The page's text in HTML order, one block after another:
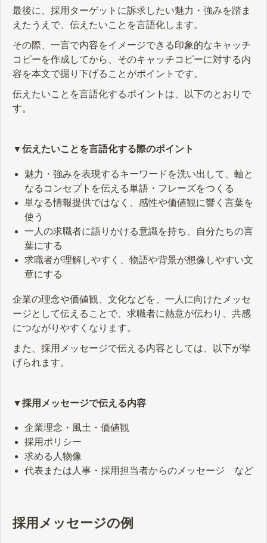
最後に、採用ターゲットに訴求したい魅力・強みを踏ま
えたうえで、伝えたいことを言語化します。
その際、一言で内容をイメージできる印象的なキャッチ
コピーを作成してから、そのキャッチコピーに対する内
容を本文で掘り下げることがポイントです。
伝えたいことを言語化するポイントは、以下のとおりで
す。
▼伝えたいことを言語化する際のポイント
魅力・強みを表現するキーワードを洗い出して、軸と
なるコンセプトを伝える単語・フレーズをつくる
単なる情報提供ではなく、感性や価値観に響く言葉を
使う
一人の求職者に語りかける意識を持ち、自分たちの言
葉にする
求職者が理解しやすく、物語や背景が想像しやすい文
章にする
企業の理念や価値観、文化などを、一人に向けたメッセ
ージとして伝えることで、求職者に熱意が伝わり、共感
につながりやすくなります。
また、採用メッセージで伝える内容としては、以下が挙
げられます。
▼採用メッセージで伝える内容
企業理念・風土・価値観
採用ポリシー
求める人物像
代表または人事・採用担当者からのメッセージ など
採用メッセージの例